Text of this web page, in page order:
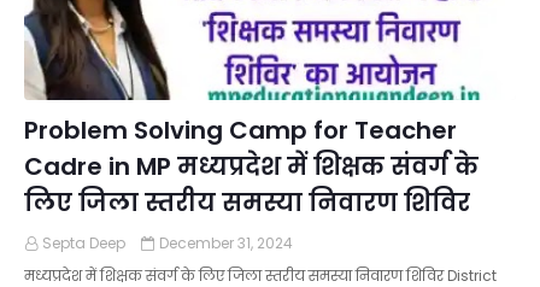
Problem Solving Camp for Teacher
Cadre in MP मध्यप्रदेश में शिक्षक संवर्ग के
लिए जिला स्तरीय समस्या निवारण शिविर
Septa Deep
December 31, 2024
मध्यप्रदेश में शिक्षक संवर्ग के लिए जिला स्तरीय समस्या निवारण शिविर District